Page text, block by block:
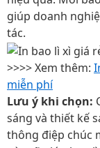
giúp doanh
tác.
>>>> Xem thêm:
miễn phí
Lưu ý khi chọn:
sáng và thiết kế
thông điệp chúc